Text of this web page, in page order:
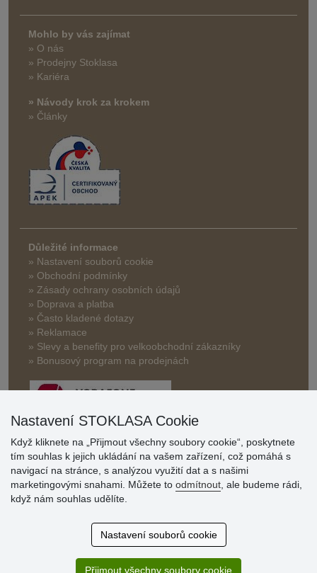
Mohlo by vás zajímat
» O nás
» Prodejny Stoklasa
» Kariéra
» Návody krok za krokem
» Články
Důležité informace
» Nastavení souborů cookie
» Obchodní podmínky
» Zásady ochrany osobních údajů
» Doprava a platba
» Často kladené dotazy
» Reklamace
» Slevy a benefity pro velkoobchodní zákazníky
» Bonusový program na prodejnách
Hodnocení
zákazníků
Super obchod, kvalitní zboží za slušné ceny. Vřele
Nastavení STOKLASA Cookie
Když kliknete na „Přijmout všechny soubory cookie“, poskytnete
tím souhlas k jejich ukládání na vašem zařízení, což pomáhá s
navigací na stránce, s analýzou využití dat a s našimi
marketingovými snahami. Můžete to odmítnout , ale budeme rádi,
když nám souhlas udělíte.
Nastavení souborů cookie
Přijmout všechny soubory cookie